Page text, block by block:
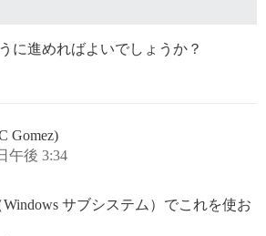
に進めればよいでしょうか？
Gomez)
午後 3:34
サブシステム）でこれを使お